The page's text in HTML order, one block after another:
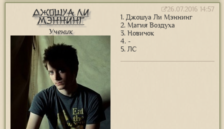
Джошуа Ли
Мэннинг
Ученик
26.07.2016 14:57
1. Джошуа Ли Мэннинг
2. Магия Воздуха
3. Новичок
4. -
5. ЛС